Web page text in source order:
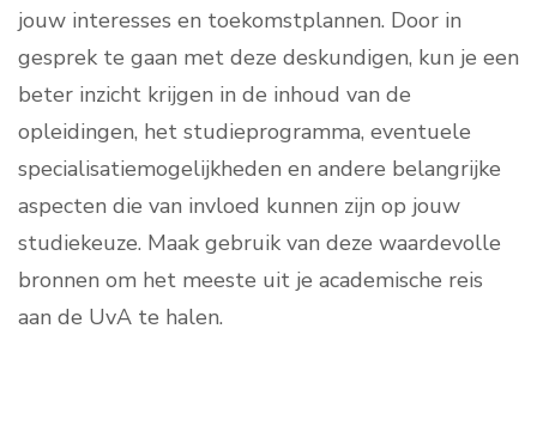
jouw interesses en toekomstplannen. Door in
gesprek te gaan met deze deskundigen, kun je een
beter inzicht krijgen in de inhoud van de
opleidingen, het studieprogramma, eventuele
specialisatiemogelijkheden en andere belangrijke
aspecten die van invloed kunnen zijn op jouw
studiekeuze. Maak gebruik van deze waardevolle
bronnen om het meeste uit je academische reis
aan de UvA te halen.